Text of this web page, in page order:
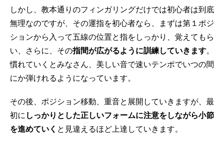
しかし、教本通りのフィンガリングだけでは初心者は到底
無理なのですが、その運指を初心者なら、まずは第１ポジ
ションから入って五線の位置と指をしっかり、覚えてもら
い、さらに、その指間が広がるように訓練していきます。
慣れていくとみなさん、美しい音で速いテンポでいつの間
にか弾けれるようになっています。
その後、ポジション移動、重音と展開していきますが、最
初に しっかりとした正しいフォームに注意をしながら小節
を進めていく と見違えるほど上達していきます。